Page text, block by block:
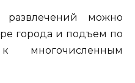
можно
города и подъем по
многочисленным